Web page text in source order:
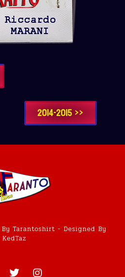
2014-2015 >>
Tarantoshirt - Designed By
KedTaz